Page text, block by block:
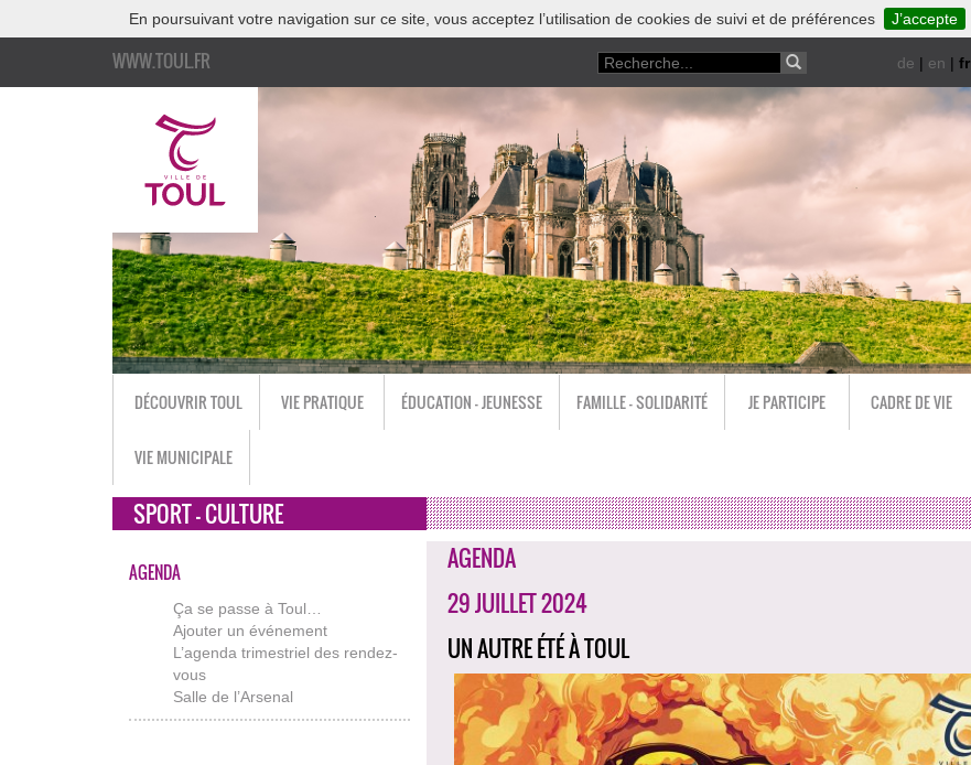
En poursuivant votre navigation sur ce site, vous acceptez l’utilisation de cookies de suivi et de préférences J’accepte
WWW.TOUL.FR de | en | fr
DÉCOUVRIR TOUL VIE PRATIQUE ÉDUCATION - JEUNESSE FAMILLE - SOLIDARITÉ JE PARTICIPE CADRE DE VIE
VIE MUNICIPALE
SPORT - CULTURE
AGENDA
Ça se passe à Toul…
Ajouter un événement
L’agenda trimestriel des rendez-
vous
Salle de l’Arsenal
AGENDA
29 JUILLET 2024
UN AUTRE ÉTÉ À TOUL